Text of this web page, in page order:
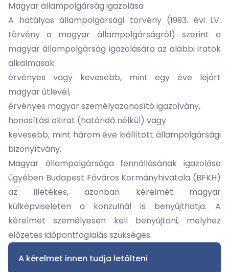
Magyar állampolgárság igazolása
A hatályos állampolgársági törvény (1993. évi LV.
törvény a magyar állampolgárságról) szerint a
magyar állampolgárság igazolására az alábbi iratok
alkalmasak:
érvényes vagy kevesebb, mint egy éve lejárt
magyar útlevél,
érvényes magyar személyazonosító igazolvány,
honosítási okirat (határidő nélkül) vagy
kevesebb, mint három éve kiállított állampolgársági
bizonyítvány.
Magyar állampolgársága fennállásának igazolása
ügyében Budapest Főváros Kormányhivatala (BFKH)
az illetékes, azonban kérelmét magyar
külképviseleten a konzulnál is benyújthatja. A
kérelmet személyesen kell benyújtani, melyhez
előzetes időpontfoglalás szükséges.
A kérelmet innen tudja letölteni